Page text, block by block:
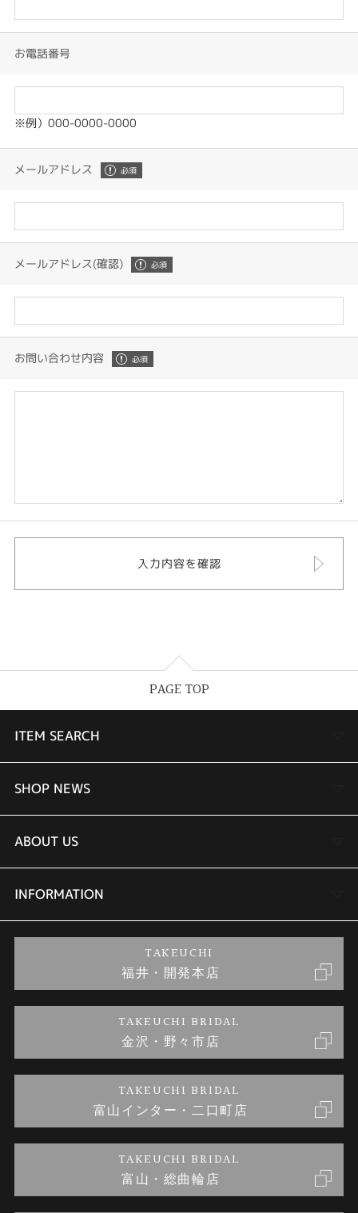
お電話番号
※例）000-0000-0000
メールアドレス
メールアドレス(確認)
お問い合わせ内容
PAGE TOP
ITEM SEARCH
婚約指輪
結婚指輪
セットリング
婚約ネックレス
金・プラチナのお取引
SHOP NEWS
TAKEUCHI BRIDAL金沢本店情報
商品一覧
ブランドリスト
金澤指輪工房｜手作りペアリング
金澤指輪工房｜手作り結婚指輪 and 婚約指輪
金澤指輪工房｜手作り婚約指輪プロポーズプラン
ABOUT US
会社概要
お客様の声
INFORMATION
プライバシーポリシー
TAKEUCHI
福井・開発本店
TAKEUCHI BRIDAL
金沢・野々市店
TAKEUCHI BRIDAL
富山インター・二口町店
TAKEUCHI BRIDAL
富山・総曲輪店